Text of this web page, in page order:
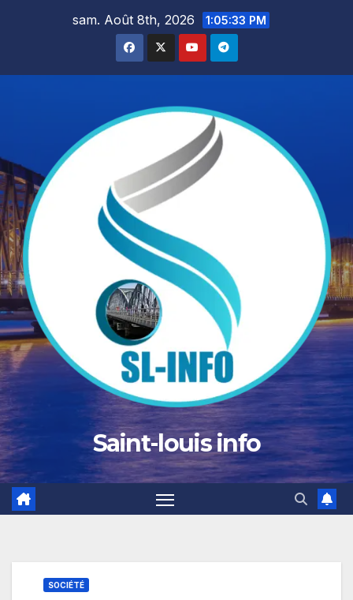
sam. Août 8th, 2026 1:05:35 PM
Saint-louis info
SOCIÉTÉ